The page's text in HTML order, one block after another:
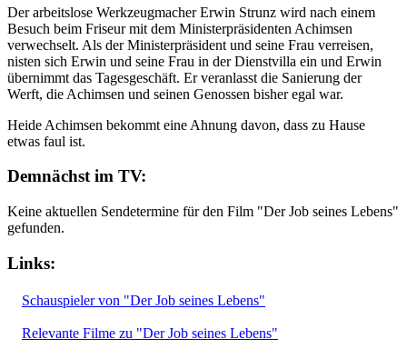
Der arbeitslose Werkzeugmacher Erwin Strunz wird nach einem
Besuch beim Friseur mit dem Ministerpräsidenten Achimsen
verwechselt. Als der Ministerpräsident und seine Frau verreisen,
nisten sich Erwin und seine Frau in der Dienstvilla ein und Erwin
übernimmt das Tagesgeschäft. Er veranlasst die Sanierung der
Werft, die Achimsen und seinen Genossen bisher egal war.
Heide Achimsen bekommt eine Ahnung davon, dass zu Hause
etwas faul ist.
Demnächst im TV:
Keine aktuellen Sendetermine für den Film "Der Job seines Lebens"
gefunden.
Links:
Schauspieler von "Der Job seines Lebens"
Relevante Filme zu "Der Job seines Lebens"